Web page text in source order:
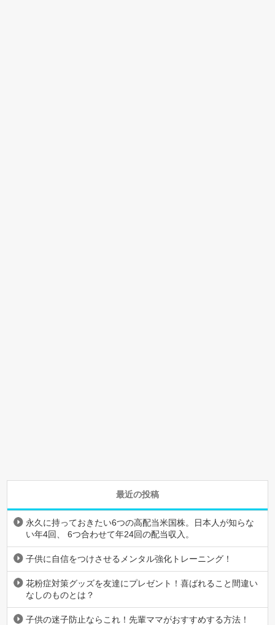
最近の投稿
永久に持っておきたい6つの高配当米国株。日本人が知らな
い年4回、 6つ合わせて年24回の配当収入。
子供に自信をつけさせるメンタル強化トレーニング！
花粉症対策グッズを友達にプレゼント！喜ばれること間違い
なしのものとは？
子供の迷子防止ならこれ！先輩ママがおすすめする方法！